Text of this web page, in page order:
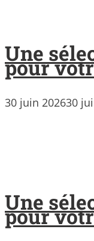
Une
pour
30 juin 202630
Une
pour